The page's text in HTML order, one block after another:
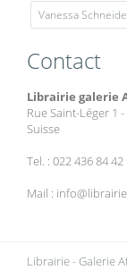
Vanessa
Contact
Librairie galerie
Rue Saint-Léger 1
Suisse
Tel. : 022 436 84 42
Mail :
Librairie - Galerie